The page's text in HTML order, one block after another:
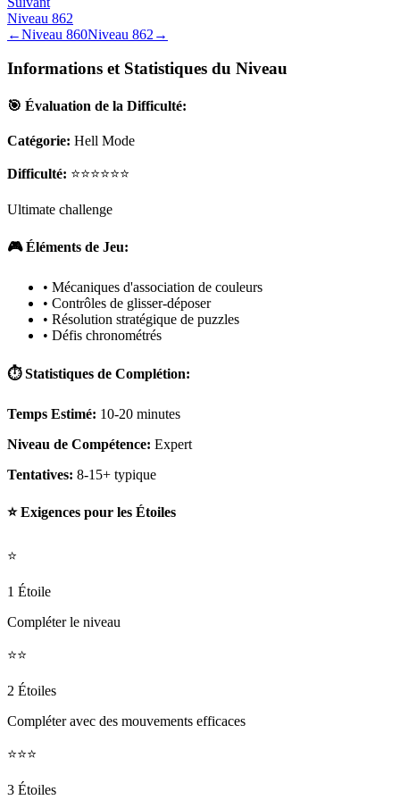
Niveau 862
←Niveau 860Niveau 862 →
Informations et Statistiques du Niveau
🎯 Évaluation de la Difficulté:
Catégorie: Hell Mode
Difficulté: ⭐⭐⭐⭐⭐⭐
Ultimate challenge
🎮 Éléments de Jeu:
• Mécaniques d'association de couleurs
• Contrôles de glisser-déposer
• Résolution stratégique de puzzles
• Défis chronométrés
⏱️ Statistiques de Complétion:
Temps Estimé: 10-20 minutes
Niveau de Compétence: Expert
Tentatives: 8-15+ typique
⭐ Exigences pour les Étoiles
⭐
1 Étoile
Compléter le niveau
⭐⭐
2 Étoiles
Compléter avec des mouvements efficaces
⭐⭐⭐
3 Étoiles